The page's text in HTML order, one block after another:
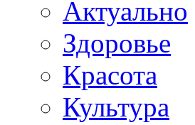
Актуально
Здоровье
Красота
Культура